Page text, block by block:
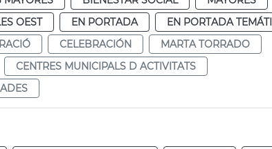
OEST EN PORTADA
EN PORTADA
CELEBRACIÓN
MARTA TORRADO
CENTRES MUNICIPALS D ACTIVITATS